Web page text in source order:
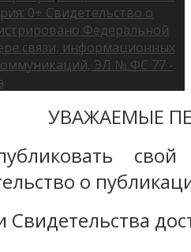
0+ Свидетельство о
Федеральной
связи, информационных
ЭЛ № ФС 77 -
УВАЖАЕМЫЕ
о
Свидетельства